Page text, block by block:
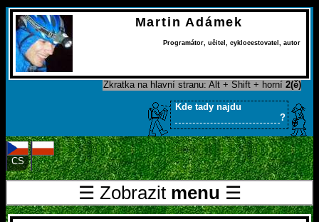
Martin Adámek
Programátor, učitel cyklocestovatel autor
Zkratka na hlavní stranu: Alt + Shift + horní 2(ě)
Kde tady najdu
?
CS PL
☰ Zobrazit menu ☰